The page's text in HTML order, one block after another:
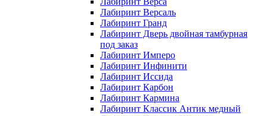
Лабиринт Версаль
Лабиринт Гранд
Лабиринт Дверь двойная тамбурная
под заказ
Лабиринт Имперо
Лабиринт Инфинити
Лабиринт Иссида
Лабиринт Карбон
Лабиринт Кармина
Лабиринт Классик Антик медный